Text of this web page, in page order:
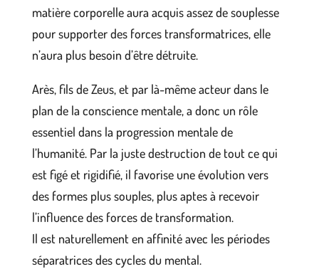
matière corporelle aura acquis assez de souplesse
pour supporter des forces transformatrices, elle
n’aura plus besoin d’être détruite.
Arès, fils de Zeus, et par là-même acteur dans le
plan de la conscience mentale, a donc un rôle
essentiel dans la progression mentale de
l’humanité. Par la juste destruction de tout ce qui
est figé et rigidifié, il favorise une évolution vers
des formes plus souples, plus aptes à recevoir
l’influence des forces de transformation.
Il est naturellement en affinité avec les périodes
séparatrices des cycles du mental.